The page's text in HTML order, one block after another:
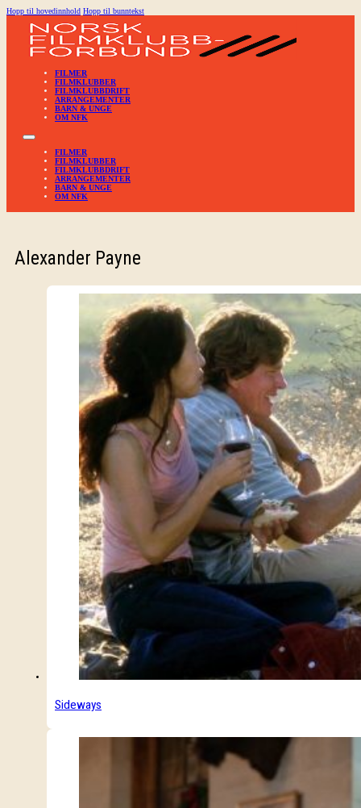
Hopp til hovedinnhold Hopp til bunntekst
FILMER
FILMKLUBBER
FILMKLUBBDRIFT
ARRANGEMENTER
BARN & UNGE
OM NFK
FILMER
FILMKLUBBER
FILMKLUBBDRIFT
ARRANGEMENTER
BARN & UNGE
OM NFK
Alexander Payne
Sideways